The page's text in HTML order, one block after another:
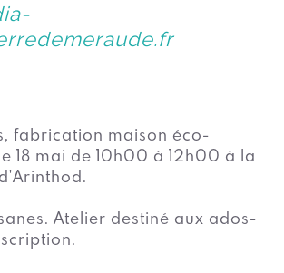
fabrication maison éco-
18 mai de 10h00 à 12h00 à la
Atelier destiné aux ados-